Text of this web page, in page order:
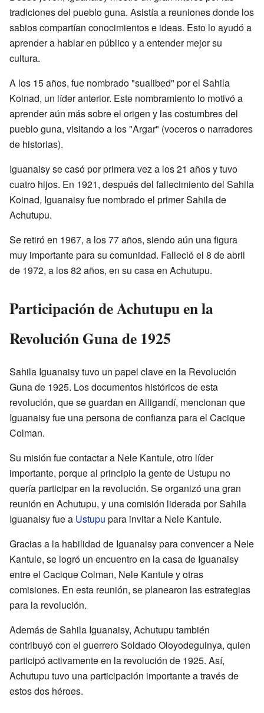
tradiciones del pueblo guna. Asistía a reuniones donde los
sabios compartían conocimientos e ideas. Esto lo ayudó a
aprender a hablar en público y a entender mejor su
cultura.
A los 15 años, fue nombrado "sualibed" por el Sahila
Koinad, un líder anterior. Este nombramiento lo motivó a
aprender aún más sobre el origen y las costumbres del
pueblo guna, visitando a los "Argar" (voceros o narradores
de historias).
Iguanaisy se casó por primera vez a los 21 años y tuvo
cuatro hijos. En 1921, después del fallecimiento del Sahila
Koinad, Iguanaisy fue nombrado el primer Sahila de
Achutupu.
Se retiró en 1967, a los 77 años, siendo aún una figura
muy importante para su comunidad. Falleció el 8 de abril
de 1972, a los 82 años, en su casa en Achutupu.
Participación de Achutupu en la
Revolución Guna de 1925
Sahila Iguanaisy tuvo un papel clave en la Revolución
Guna de 1925. Los documentos históricos de esta
revolución, que se guardan en Ailigandí, mencionan que
Iguanaisy fue una persona de confianza para el Cacique
Colman.
Su misión fue contactar a Nele Kantule, otro líder
importante, porque al principio la gente de Ustupu no
quería participar en la revolución. Se organizó una gran
reunión en Achutupu, y una comisión liderada por Sahila
Iguanaisy fue a Ustupu para invitar a Nele Kantule.
Gracias a la habilidad de Iguanaisy para convencer a Nele
Kantule, se logró un encuentro en la casa de Iguanaisy
entre el Cacique Colman, Nele Kantule y otras
comisiones. En esta reunión, se planearon las estrategias
para la revolución.
Además de Sahila Iguanaisy, Achutupu también
contribuyó con el guerrero Soldado Oloyodeguinya, quien
participó activamente en la revolución de 1925. Así,
Achutupu tuvo una participación importante a través de
estos dos héroes.